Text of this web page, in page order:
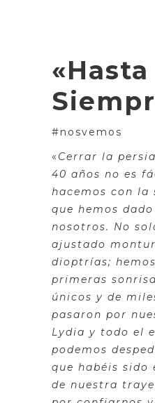
«Hasta
#nosvemos
« Cerrar la
40 años no es
hacemos con la
que hemos
nosotros. No
ajustado
dioptrías;
primeras
únicos y de
pasaron por
Lydia y todo el
podemos
que habéis sido
de nuestra